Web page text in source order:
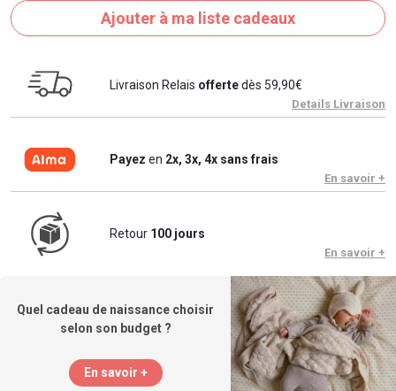
Ajouter à ma liste cadeaux
Livraison Relais offertedès 59,90€
Details Livraison
Payez en 2x, 3x, 4x sans frais
En savoir +
Retour 100 jours
En savoir +
Quel cadeau de naissance choisir
selon son budget ?
En savoir +